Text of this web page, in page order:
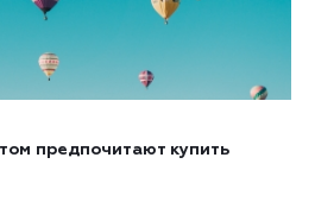
предпочитают купить